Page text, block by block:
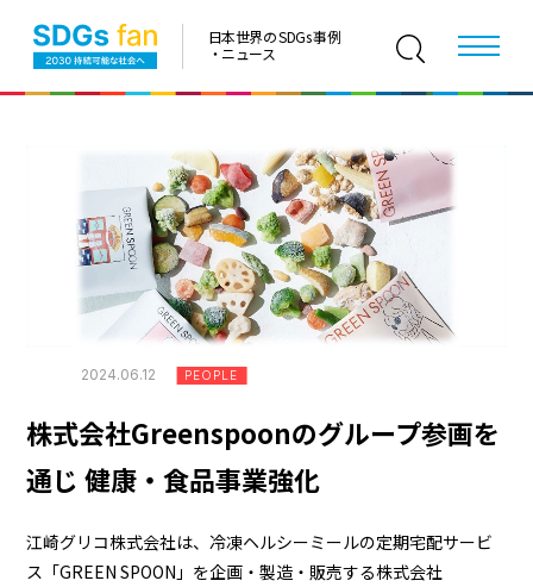
日本世界の SDGs 事例
・ニュース
2024.06.12 PEOPLE
株式会社Greenspoonのグループ参画を
通じ 健康・食品事業強化
江崎グリコ株式会社は、冷凍ヘルシーミールの定期宅配サービ
ス「GREEN SPOON」を企画・製造・販売する株式会社